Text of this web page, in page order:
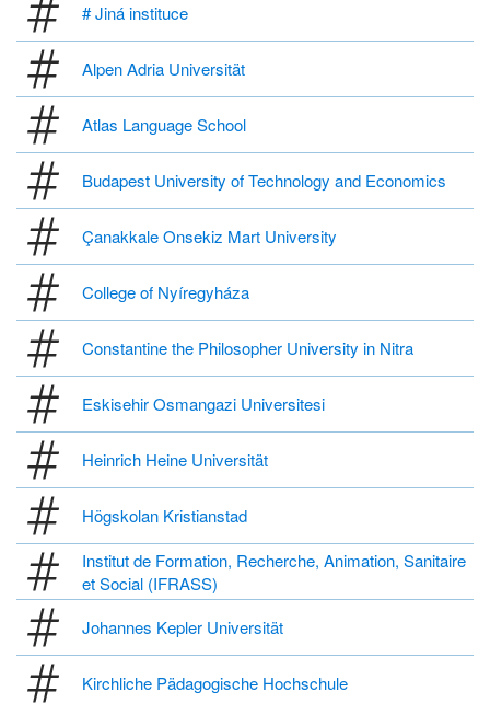
# Jiná instituce
Alpen Adria Universität
Atlas Language School
Budapest University of Technology and Economics
Çanakkale Onsekiz Mart University
College of Nyíregyháza
Constantine the Philosopher University in Nitra
Eskisehir Osmangazi Universitesi
Heinrich Heine Universität
Högskolan Kristianstad
Institut de Formation, Recherche, Animation, Sanitaire
et Social (IFRASS)
Johannes Kepler Universität
Kirchliche Pädagogische Hochschule